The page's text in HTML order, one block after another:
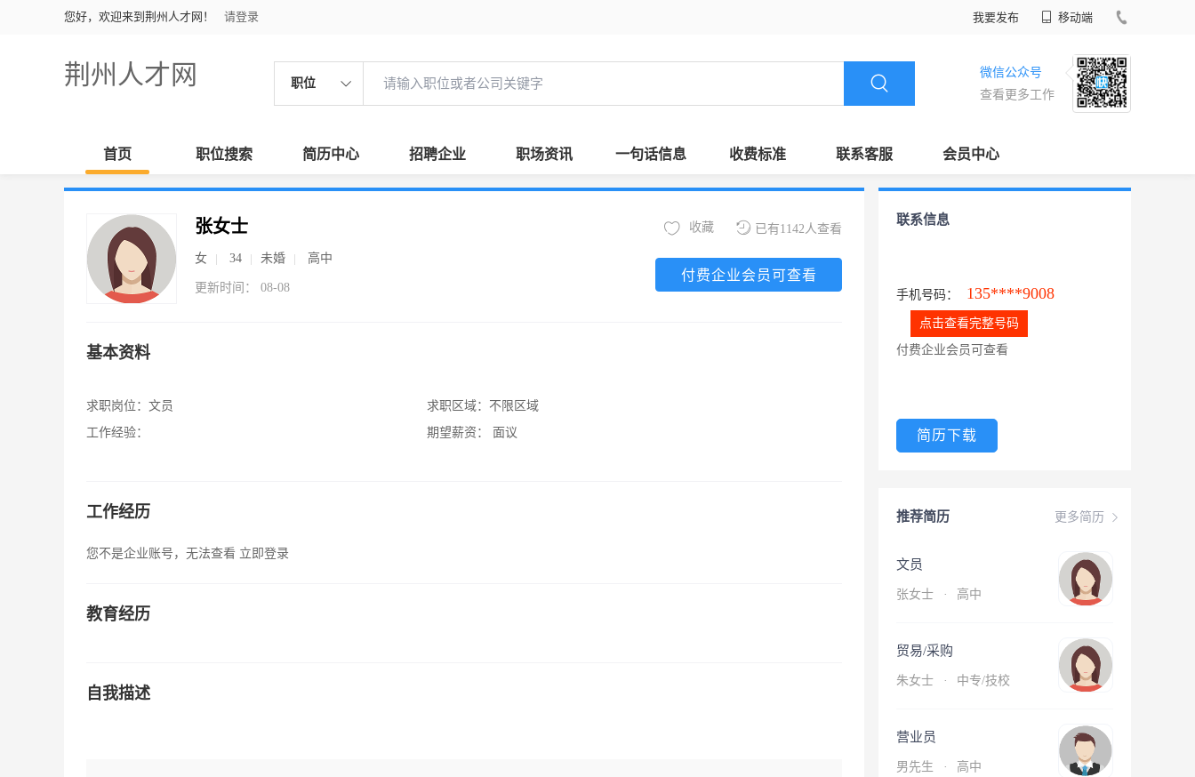
您好，欢迎来到荆州人才网！ 请登录 我要发布 移动端
荆州人才网 职位
微信公众号
查看更多工作
首页 职位搜索 简历中心 招聘企业 职场资讯 一句话信息 收费标准 联系客服 会员中心
张女士
女 34 未婚 高中
更新时间： 08-08
已有1142人查看
收藏
付费企业会员可查看
基本资料
求职岗位： 文员
工作经验：
求职区域： 不限区域
期望薪资：
面议
工作经历
您不是企业账号，无法查看 立即登录
教育经历
自我描述
联系信息
手机号码： 135****9008
点击查看完整号码
付费企业会员可查看
简历下载
更多简历
推荐简历
文员
张女士 · 高中
贸易/采购
朱女士 · 中专/技校
营业员
男先生 · 高中